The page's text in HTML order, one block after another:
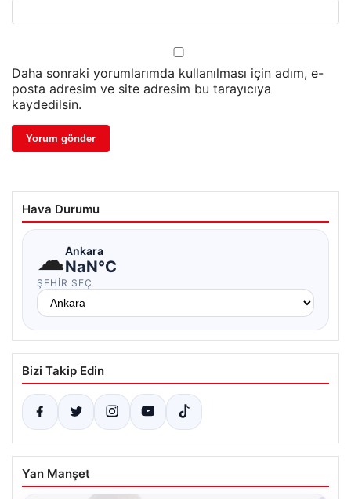
Daha sonraki yorumlarımda kullanılması için adım, e-
posta adresim ve site adresim bu tarayıcıya
kaydedilsin.
Hava Durumu
☁Ankara
NaN°C
ŞEHIR SEÇ
Bizi Takip Edin
Yan Manşet